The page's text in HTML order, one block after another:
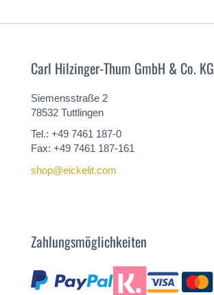
Carl Hilzinger-Thum GmbH & Co. KG
Siemensstraße 2
78532 Tuttlingen
Tel.: +49 7461 187-0
Fax: +49 7461 187-161
shop@eickelit.com
Zahlungsmöglichkeiten